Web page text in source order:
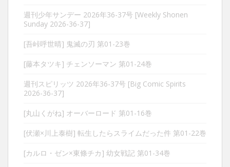
週刊少年サンデー 2026年36-37号 [Weekly Shonen
Sunday 2026-36-37]
[吾峠呼世晴] 鬼滅の刃 第01-23巻
[藤本タツキ] チェンソーマン 第01-24巻
週刊スピリッツ 2026年36-37号 [Big Comic Spirits
2026-36-37]
[丸山くがね] オーバーロード 第01-16巻
[伏瀬×川上泰樹] 転生したらスライムだった件 第01-22巻
[カルロ・ゼン×東條チカ] 幼女戦記 第01-34巻